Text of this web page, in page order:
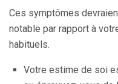
Ces symptômes
notable par rapport à
habituels.
Votre estime de soi